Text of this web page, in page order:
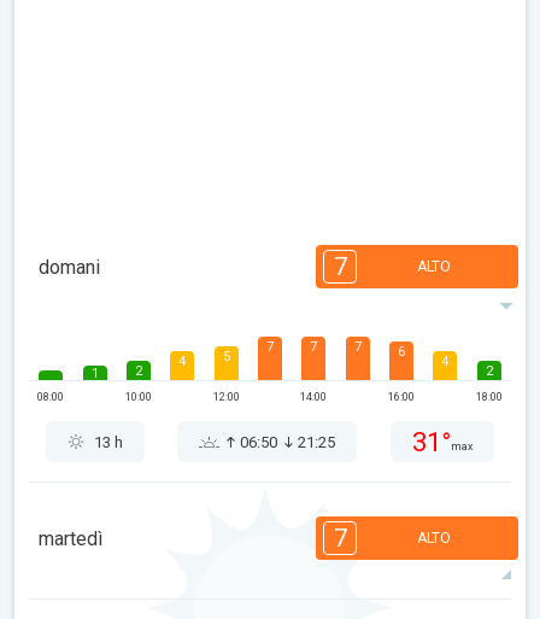
domani 7 ALTO
08:00
1 2
10:00
4 5
12:00
7 7
14:00
7 6
16:00
4
2
18:00
13 h 06:50 21:25 31° max
martedì 7 ALTO